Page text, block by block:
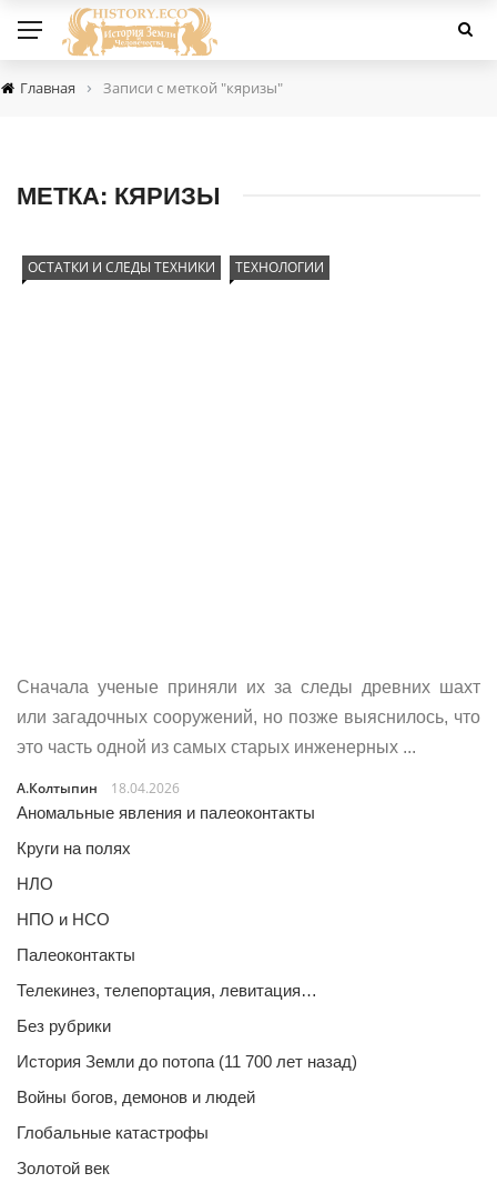
Главная › Записи с меткой "кяризы"
МЕТКА: КЯРИЗЫ
ОСТАТКИ И СЛЕДЫ ТЕХНИКИ ТЕХНОЛОГИИ
Сначала ученые приняли их за следы древних шахт
или загадочных сооружений, но позже выяснилось, что
это часть одной из самых старых инженерных ...
А.Колтыпин
18.04.2026
Аномальные явления и палеоконтакты
Круги на полях
НЛО
НПО и НСО
Палеоконтакты
Телекинез, телепортация, левитация…
Без рубрики
История Земли до потопа (11 700 лет назад)
Войны богов, демонов и людей
Глобальные катастрофы
Золотой век